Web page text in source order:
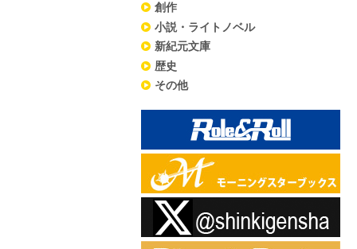
創作
小説・ライトノベル
新紀元文庫
歴史
その他